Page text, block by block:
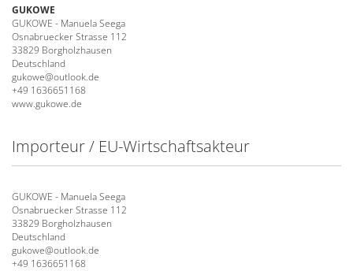
GUKOWE
GUKOWE - Manuela Seega
Osnabruecker Strasse 112
33829 Borgholzhausen
Deutschland
gukowe@outlook.de
+49 1636651168
www.gukowe.de
Importeur / EU-Wirtschaftsakteur
GUKOWE - Manuela Seega
Osnabruecker Strasse 112
33829 Borgholzhausen
Deutschland
gukowe@outlook.de
+49 1636651168